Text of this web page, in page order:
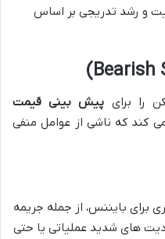
و رشد تدریجی بر اساس
را برای پیش بینی قیمت
کند که ناشی از عوامل منفی
برای بایننس، از جمله جریمه
های شدید عملیاتی یا حتی